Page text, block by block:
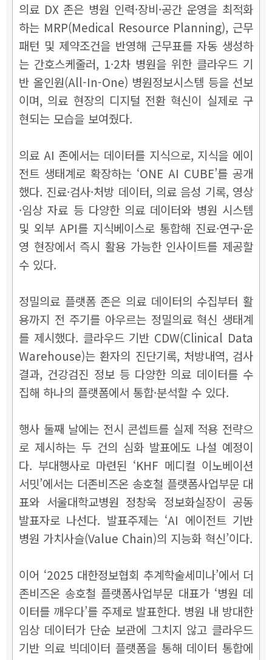
의료 DX 존은 병원 인력·장비·공간 운영을 최적화
하는 MRP(Medical Resource Planning), 근무
패턴 및 제약조건을 반영해 근무표를 자동 생성하
는 간호스케줄러, 1·2차 병원을 위한 클라우드 기
반 올인원(All-In-One) 병원정보시스템 등을 선보
이며, 의료 현장의 디지털 전환 혁신이 실제로 구
현되는 모습을 보여줬다.
의료 AI 존에서는 데이터를 지식으로, 지식을 에이
전트 생태계로 확장하는 ‘ONE AI CUBE’를 공개
했다. 진료·검사·처방 데이터, 의료 음성 기록, 영상
·임상 자료 등 다양한 의료 데이터와 병원 시스템
및 외부 API를 지식베이스로 통합해 진료·연구·운
영 현장에서 즉시 활용 가능한 인사이트를 제공할
수 있다.
정밀의료 플랫폼 존은 의료 데이터의 수집부터 활
용까지 전 주기를 아우르는 정밀의료 혁신 생태계
를 제시했다. 클라우드 기반 CDW(Clinical Data
Warehouse)는 환자의 진단기록, 처방내역, 검사
결과, 건강검진 정보 등 다양한 의료 데이터를 수
집해 하나의 플랫폼에서 통합·분석할 수 있다.
행사 둘째 날에는 전시 콘셉트를 실제 적용 전략으
로 제시하는 두 건의 심화 발표에도 나설 예정이
다. 부대행사로 마련된 ‘KHF 메디컬 이노베이션
서밋’에서는 더존비즈온 송호철 플랫폼사업부문 대
표와 서울대학교병원 정창욱 정보화실장이 공동
발표자로 나선다. 발표주제는 ‘AI 에이전트 기반
병원 가치사슬(Value Chain)의 지능화 혁신’이다.
이어 ‘2025 대한정보협회 추계학술세미나’에서 더
존비즈온 송호철 플랫폼사업부문 대표가 ‘병원 데
이터를 깨우다’를 주제로 발표한다. 병원 내 방대한
임상 데이터가 단순 보관에 그치지 않고 클라우드
기반 의료 빅데이터 플랫폼을 통해 데이터 통합에